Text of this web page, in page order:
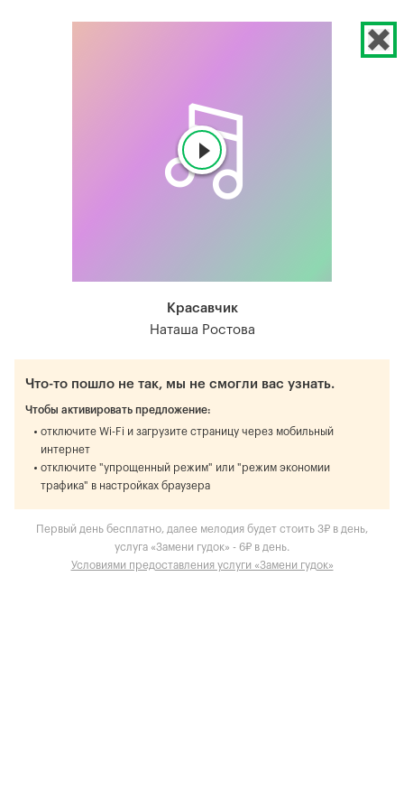
Красавчик
Наташа Ростова
Что-то пошло не так, мы не смогли вас узнать.
Чтобы активировать предложение:
отключите Wi-Fi и загрузите страницу через мобильный
интернет
отключите "упрощенный режим" или "режим экономии
трафика" в настройках браузера
Первый день бесплатно, далее мелодия будет стоить 3₽ в день,
услуга «Замени гудок» - 6₽ в день.
Условиями предоставления услуги «Замени гудок»